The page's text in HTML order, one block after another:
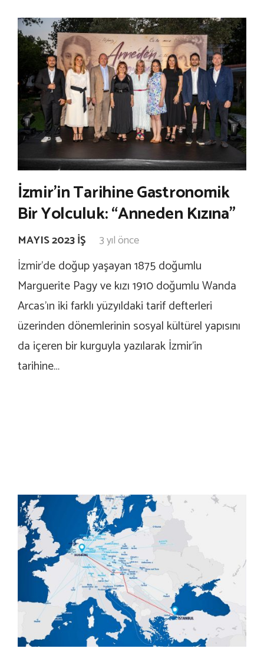
İzmir’in Tarihine Gastronomik
Bir Yolculuk: “Anneden Kızına”
MAYIS 2023 İŞ 3 yıl önce
İzmir’de doğup yaşayan 1875 doğumlu
Marguerite Pagy ve kızı 1910 doğumlu Wanda
Arcas’ın iki farklı yüzyıldaki tarif defterleri
üzerinden dönemlerinin sosyal kültürel yapısını
da içeren bir kurguyla yazılarak İzmir’in
tarihine…